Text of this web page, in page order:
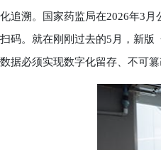
化追溯。国家药监局在2026年3
扫码。就在刚刚过去的5月，新版
数据必须实现数字化留存、不可篡